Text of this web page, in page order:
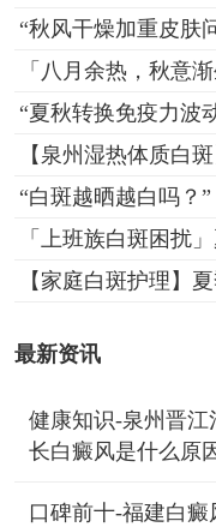
“秋风干燥加重皮肤
「八月余热，秋意
“夏秋转换免疫力波
【泉州湿热体质白
“白斑越晒越白吗？
「上班族白斑困扰
【家庭白斑护理】
最新资讯
健康知识-泉州晋
长白癜风是什么原
口碑前十-福建白